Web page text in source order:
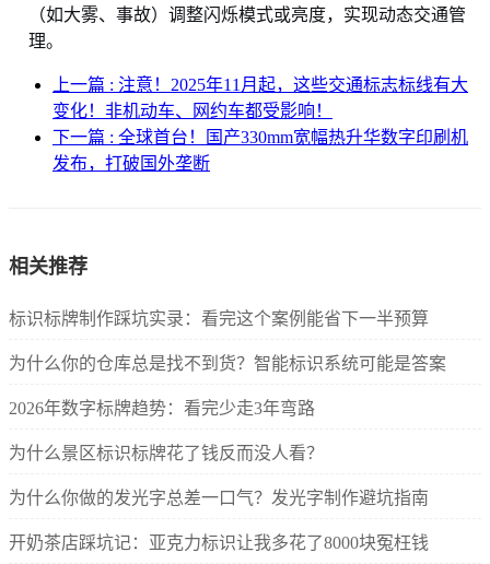
（如大雾、事故）调整闪烁模式或亮度，实现动态交通管
理。
上一篇 : 注意！2025年11月起，这些交通标志标线有大
变化！非机动车、网约车都受影响！
下一篇 : 全球首台！国产330mm宽幅热升华数字印刷机
发布，打破国外垄断
相关推荐
标识标牌制作踩坑实录：看完这个案例能省下一半预算
为什么你的仓库总是找不到货？智能标识系统可能是答案
2026年数字标牌趋势：看完少走3年弯路
为什么景区标识标牌花了钱反而没人看？
为什么你做的发光字总差一口气？发光字制作避坑指南
开奶茶店踩坑记：亚克力标识让我多花了8000块冤枉钱